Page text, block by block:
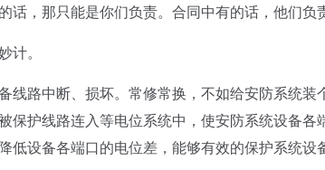
话，那只能是你们负责。合同中有的话，他们负
。
路中断、损坏。常修常换，不如给安防系统装
保护线路连入等电位系统中，使安防系统设备
低设备各端口的电位差，能够有效的保护系统设